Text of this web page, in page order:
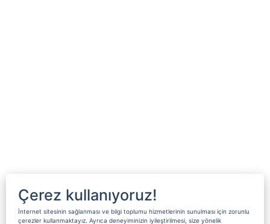
Çerez kullanıyoruz!
İnternet sitesinin sağlanması ve bilgi toplumu hizmetlerinin sunulması için zorunlu
çerezler kullanmaktayız. Ayrıca deneyiminizin iyileştirilmesi, size yönelik